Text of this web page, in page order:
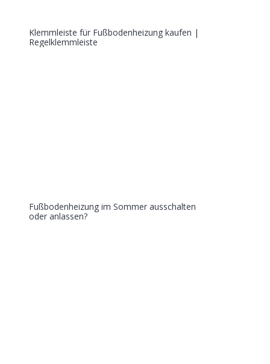
Klemmleiste für Fußbodenheizung kaufen |
Regelklemmleiste
Fußbodenheizung im Sommer ausschalten
oder anlassen?